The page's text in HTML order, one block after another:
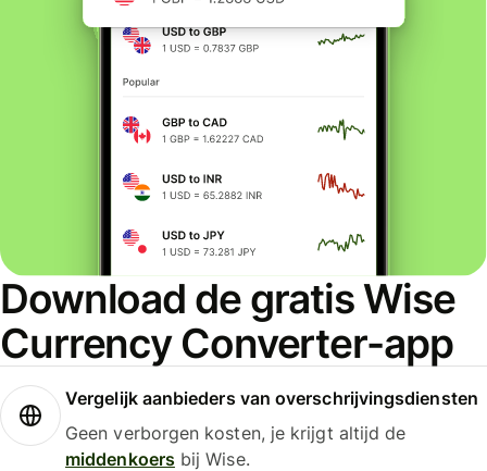
Download de gratis Wise
Currency Converter-app
Vergelijk aanbieders van overschrijvingsdiensten
Geen verborgen kosten, je krijgt altijd de
middenkoersbij Wise.